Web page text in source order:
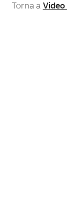
Torna a Video